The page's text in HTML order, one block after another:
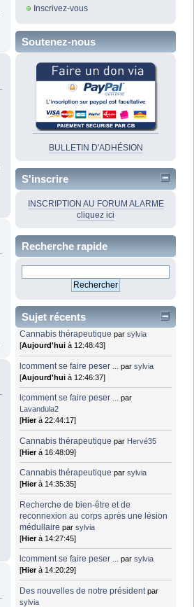
Inscrivez-vous
Soutenez-nous
BULLETIN D'ADHÉSION
S'inscrire
INSCRIPTION AU FORUM ALARME
cliquez ici
Recherche rapide
Sujet récents
Cannabis thérapeutique parsylvia
[Aujourd'hui à 12:48:43]
lcomment se faire peser ... parsylvia
[Aujourd'hui à 12:46:37]
lcomment se faire peser ... par
Lavandula2
[Hierà 22:44:17]
Cannabis thérapeutique par Hervé35
[Hierà 16:48:09]
Cannabis thérapeutique parsylvia
[Hierà 14:35:35]
Recherche de bien-être et de
reconnexion au corps après une lésion
médullaire parsylvia
[Hierà 14:27:45]
lcomment se faire peser ... parsylvia
[Hierà 14:20:29]
Des nouvelles de notre président par
sylvia